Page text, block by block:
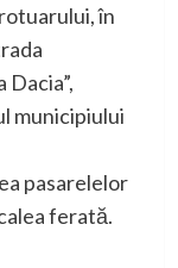
în
municipiului
pasarelelor
ferată.